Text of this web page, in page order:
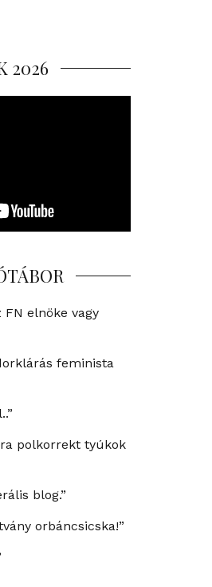
2026
FN elnöke vagy
feminista
polkorrekt tyúkok
blog.”
orbáncsicska!”